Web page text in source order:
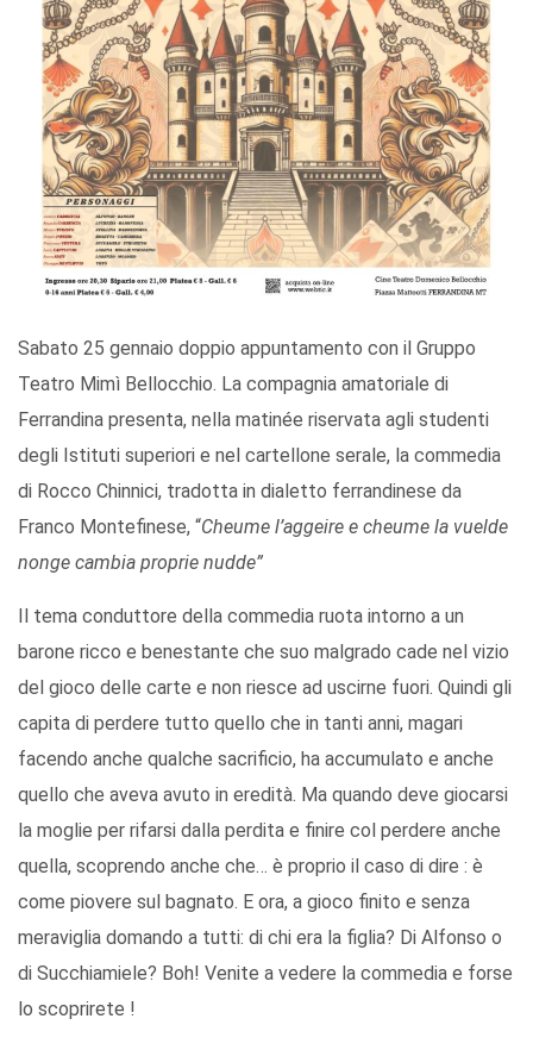
Sabato 25 gennaio doppio appuntamento con il Gruppo
Teatro Mimì Bellocchio. La compagnia amatoriale di
Ferrandina presenta, nella matinée riservata agli studenti
degli Istituti superiori e nel cartellone serale, la commedia
di Rocco Chinnici, tradotta in dialetto ferrandinese da
Franco Montefinese, “Cheume l’aggeire e cheume la vuelde
nonge cambia proprie nudde”
Il tema conduttore della commedia ruota intorno a un
barone ricco e benestante che suo malgrado cade nel vizio
del gioco delle carte e non riesce ad uscirne fuori. Quindi gli
capita di perdere tutto quello che in tanti anni, magari
facendo anche qualche sacrificio, ha accumulato e anche
quello che aveva avuto in eredità. Ma quando deve giocarsi
la moglie per rifarsi dalla perdita e finire col perdere anche
quella, scoprendo anche che… è proprio il caso di dire : è
come piovere sul bagnato. E ora, a gioco finito e senza
meraviglia domando a tutti: di chi era la figlia? Di Alfonso o
di Succhiamiele? Boh! Venite a vedere la commedia e forse
lo scoprirete !